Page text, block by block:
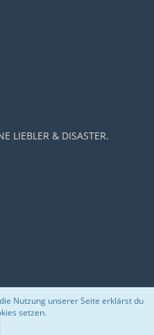
LIEBLER & DISASTER.
WoltLab Suite™
Nutzung unserer Seite erklärst du
setzen.